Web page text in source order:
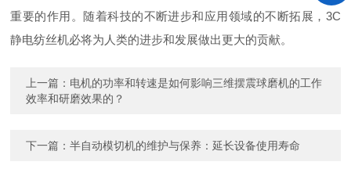
重要的作用。随着科技的不断进步和应用领域的不断拓展，3C
静电纺丝机必将为人类的进步和发展做出更大的贡献。
上一篇： 电机的功率和转速是如何影响三维摆震球磨机的工作
效率和研磨效果的？
下一篇：半自动模切机的维护与保养：延长设备使用寿命